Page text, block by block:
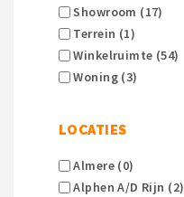
Showroom (17)
Terrein (1)
Winkelruimte (54)
Woning (3)
LOCATIES
Almere (0)
Alphen A/d Rijn (2)